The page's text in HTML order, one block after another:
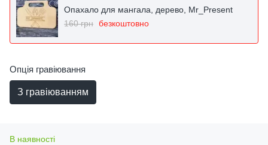
Опахало для мангала, дерево, Mr_Present
160 грн безкоштовно
Опція гравіювання
З гравіюванням
В наявності